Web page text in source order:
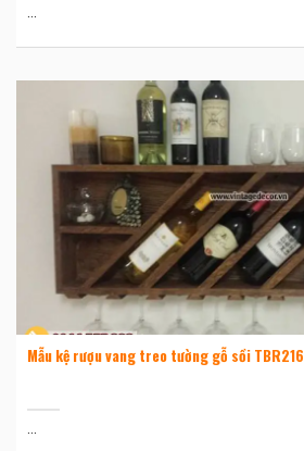
...
Mẫu kệ rượu vang treo tường gỗ sồi TBR216
...